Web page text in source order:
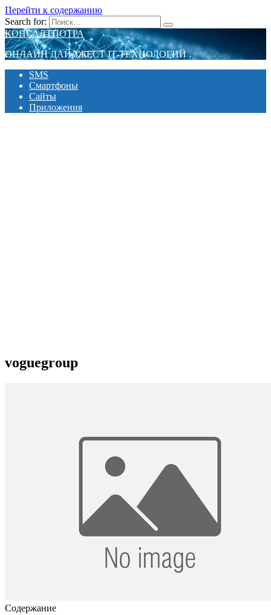
Перейти к содержанию
Search for:
КОНСАЛТПОТРА
ОНЛАЙН ДАЙДЖЕСТ IT-ТЕХНОЛОГИЙ
SMS
Смартфоны
Сайты
Приложения
voguegroup
Содержание